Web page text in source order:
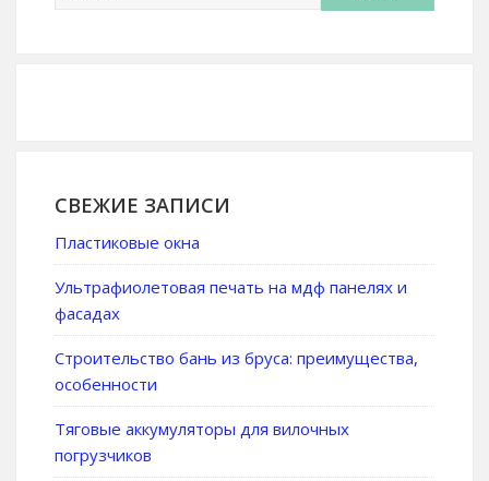
СВЕЖИЕ ЗАПИСИ
Пластиковые окна
Ультрафиолетовая печать на мдф панелях и
фасадах
Строительство бань из бруса: преимущества,
особенности
Тяговые аккумуляторы для вилочных
погрузчиков